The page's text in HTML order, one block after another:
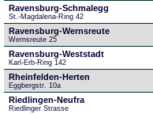
Ravensburg-Schmalegg
St.-Magdalena-Ring 42
Ravensburg-Wernsreute
Wernsreute 25
Ravensburg-Weststadt
Karl-Erb-Ring 142
Rheinfelden-Herten
Eggbergstr. 10a
Riedlingen-Neufra
Riedlinger Strasse